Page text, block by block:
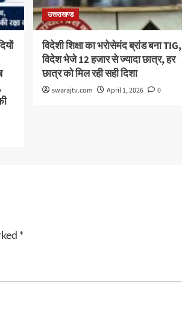
उत्तराखण्ड
विदेशी शिक्षा का भरोसेमंद ब्रांड बना TIG,
विदेश भेजे 12 हजार से ज्यादा छात्र, हर
छात्र को मिल रही सही दिशा
swarajtv.com April 1, 2026 0
*